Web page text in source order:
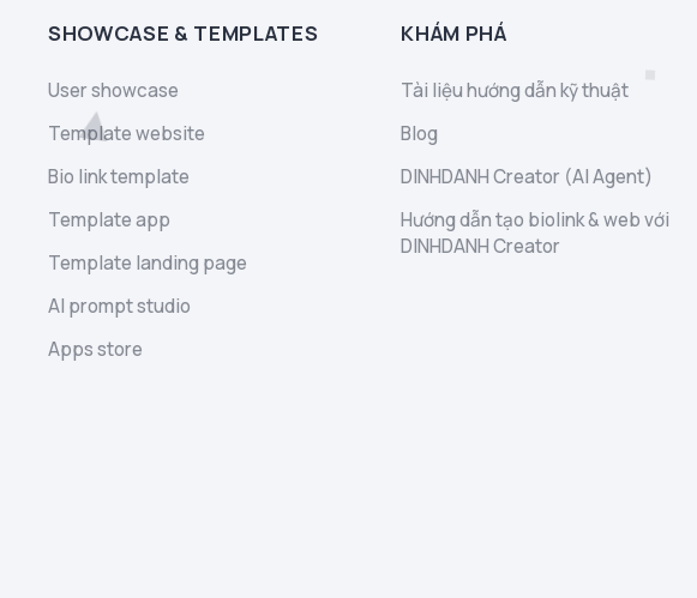
SHOWCASE & TEMPLATES
User showcase
Template website
Bio link template
Template app
Template landing page
AI prompt studio
Apps store
KHÁM PHÁ
Tài liệu hướng dẫn kỹ thuật
Blog
DINHDANH Creator (AI Agent)
Hướng dẫn tạo biolink & web với
DINHDANH Creator